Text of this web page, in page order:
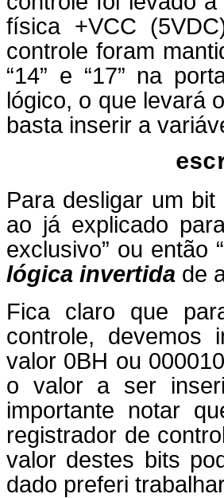
física +VCC
controle foram
“14” e “17” na
lógico, o que levará
basta inserir a
Para desligar um
ao já explicado
exclusivo” ou então
lógica invertida de
Fica claro que
controle, devemos
valor 0BH ou
o valor a ser
importante notar
registrador de
valor destes bits
dado preferi